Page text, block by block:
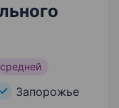
Запорожье